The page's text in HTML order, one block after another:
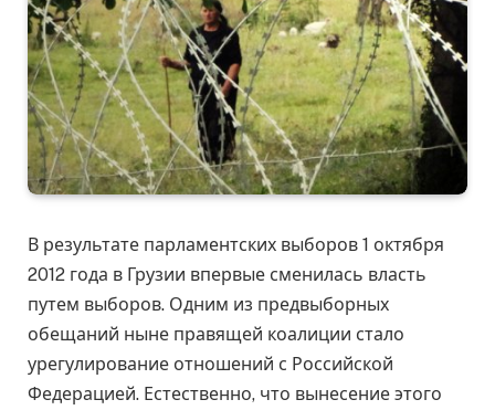
В результате парламентских выборов 1 октября
2012 года в Грузии впервые сменилась власть
путем выборов. Одним из предвыборных
обещаний ныне правящей коалиции стало
урегулирование отношений с Российской
Федерацией. Естественно, что вынесение этого